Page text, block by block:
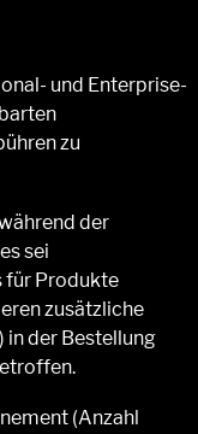
und Enterprise-
zu
der
sei
für Produkte
zusätzliche
in der Bestellung
(Anzahl